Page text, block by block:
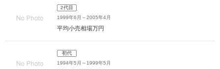
2代目
1999年6月～2005年4月
平均小売相場万円
初代
1994年5月～1999年5月